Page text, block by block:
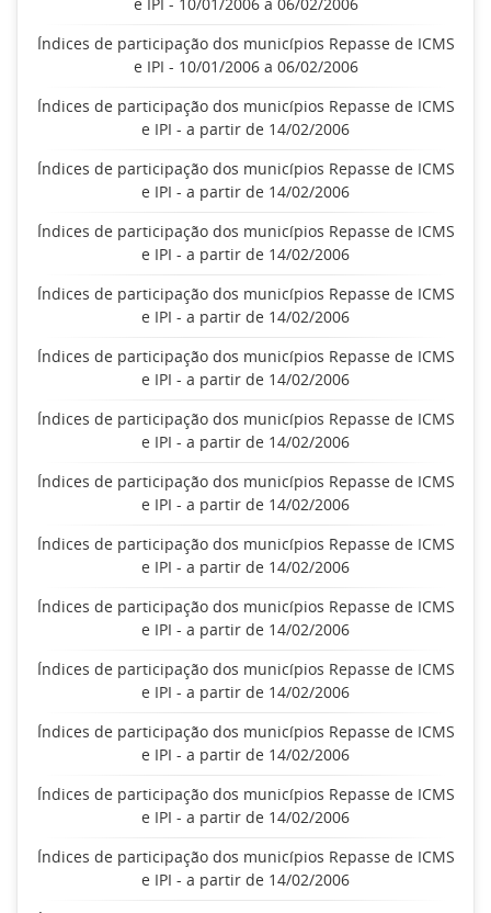
Índices de participação dos municípios Repasse de ICMS
e IPI - 10/01/2006 a 06/02/2006
Índices de participação dos municípios Repasse de ICMS
e IPI - a partir de 14/02/2006
Índices de participação dos municípios Repasse de ICMS
e IPI - a partir de 14/02/2006
Índices de participação dos municípios Repasse de ICMS
e IPI - a partir de 14/02/2006
Índices de participação dos municípios Repasse de ICMS
e IPI - a partir de 14/02/2006
Índices de participação dos municípios Repasse de ICMS
e IPI - a partir de 14/02/2006
Índices de participação dos municípios Repasse de ICMS
e IPI - a partir de 14/02/2006
Índices de participação dos municípios Repasse de ICMS
e IPI - a partir de 14/02/2006
Índices de participação dos municípios Repasse de ICMS
e IPI - a partir de 14/02/2006
Índices de participação dos municípios Repasse de ICMS
e IPI - a partir de 14/02/2006
Índices de participação dos municípios Repasse de ICMS
e IPI - a partir de 14/02/2006
Índices de participação dos municípios Repasse de ICMS
e IPI - a partir de 14/02/2006
Índices de participação dos municípios Repasse de ICMS
e IPI - a partir de 14/02/2006
Índices de participação dos municípios Repasse de ICMS
e IPI - a partir de 14/02/2006